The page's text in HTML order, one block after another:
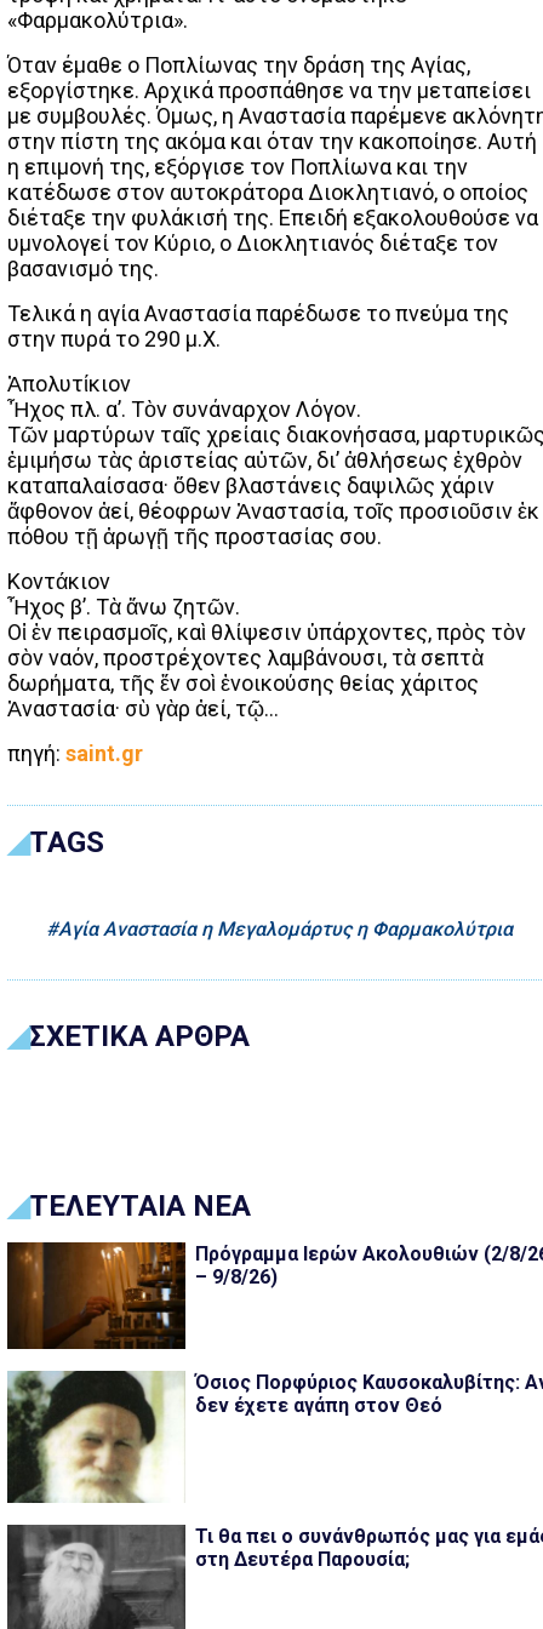
«Φαρμακολύτρια».
Όταν έμαθε ο Ποπλίωνας την δράση της Αγίας,
εξοργίστηκε. Αρχικά προσπάθησε να την μεταπείσει
με συμβουλές. Όμως, η Αναστασία παρέμενε
στην πίστη της ακόμα και όταν την κακοποίησε. Αυτή
η επιμονή της, εξόργισε τον Ποπλίωνα και την
κατέδωσε στον αυτοκράτορα Διοκλητιανό, ο οποίος
διέταξε την φυλάκισή της. Επειδή εξακολουθούσε να
υμνολογεί τον Κύριο, ο Διοκλητιανός διέταξε τον
βασανισμό της.
Τελικά η αγία Αναστασία παρέδωσε το πνεύμα της
στην πυρά το 290 μ.Χ.
Ἀπολυτίκιον
Ἦχος πλ. α’. Τὸν συνάναρχον Λόγον.
Tῶν μαρτύρων ταῖς χρείαις διακονήσασα,
ἐμιμήσω τὰς ἀριστείας αὐτῶν, δι’ ἀθλήσεως ἐχθρὸν
καταπαλαίσασα· ὅθεν βλαστάνεις δαψιλῶς χάριν
ἄφθονον ἀεί, θέοφρων Ἀναστασία, τοῖς προσιοῦσιν ἐκ
πόθου τῇ ἀρωγῇ τῆς προστασίας σου.
Κοντάκιον
Ἦχος β’. Τὰ ἄνω ζητῶν.
Οἱ ἐν πειρασμοῖς, καὶ θλίψεσιν ὑπάρχοντες, πρὸς τὸν
σὸν ναόν, προστρέχοντες λαμβάνουσι, τὰ σεπτὰ
δωρήματα, τῆς ἔν σοὶ ἐνοικούσης θείας χάριτος
Ἀναστασία· σὺ γὰρ ἀεί, τῷ…
πηγή: saint.gr
TAGS
Αγία Αναστασία η Μεγαλομάρτυς η Φαρμακολύτρια
ΣΧΕΤΙΚΑ ΑΡΘΡΑ
ΤΕΛΕΥΤΑΙΑ ΝΕΑ
Πρόγραμμα Ιερών Ακολουθιών (2/8/
– 9/8/26)
Όσιος Πορφύριος Καυσοκαλυβίτης:
δεν έχετε αγάπη στον Θεό
Τι θα πει ο συνάνθρωπός μας για
στη Δευτέρα Παρουσία;